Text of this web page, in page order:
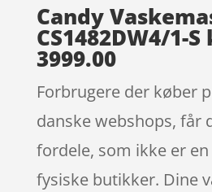
Candy
CS1482DW4/1-
3999.00
Forbrugere der køber
danske webshops, får
fordele, som ikke er
fysiske butikker. Dine